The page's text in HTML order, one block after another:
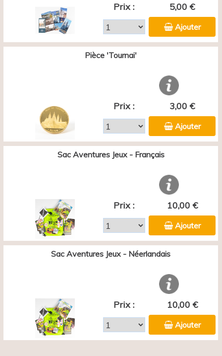
Prix : 5,00 €
Ajouter
Pièce 'Tournai'
Prix : 3,00 €
Ajouter
Sac Aventures Jeux - Français
Prix : 10,00 €
Ajouter
Sac Aventures Jeux - Néerlandais
Prix : 10,00 €
Ajouter